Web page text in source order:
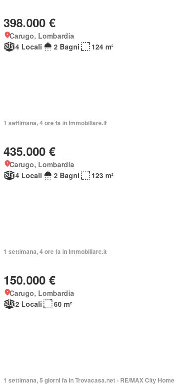
398.000 €
Carugo, Lombardia
4 Locali
2 Bagni 124 m²
1 settimana, 4 ore fa in Immobiliare.it
435.000 €
Carugo, Lombardia
4 Locali
2 Bagni 123 m²
1 settimana, 4 ore fa in Immobiliare.it
150.000 €
Carugo, Lombardia
2 Locali
60 m²
1 settimana, 5 giorni fa in Trovacasa.net - RE/MAX City Home